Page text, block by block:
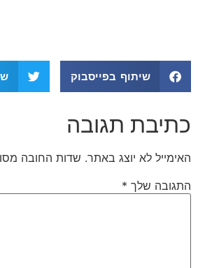
שיתוף בפייסבוק
כתיבת תגובה
האימייל לא יוצג באתר. שדות החובה
התגובה שלך *